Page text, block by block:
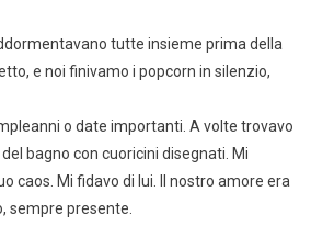
tutte insieme prima della
e noi finivamo i popcorn in silenzio,
o date importanti. A volte trovavo
bagno con cuoricini disegnati. Mi
caos. Mi fidavo di lui. Il nostro amore era
sempre presente.